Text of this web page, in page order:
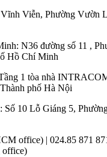
Viễn, Phường Vườn
N36 đường số 11 ,
Hồ Chí Minh
1 tòa nhà
phố Hà Nội
10 Lỗ Giáng 5,
office) | 024.85 871
office)